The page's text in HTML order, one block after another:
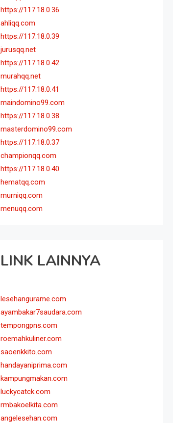
https://117.18.0.36
ahliqq.com
https://117.18.0.39
jurusqq.net
https://117.18.0.42
murahqq.net
https://117.18.0.41
maindomino99.com
https://117.18.0.38
masterdomino99.com
https://117.18.0.37
championqq.com
https://117.18.0.40
hematqq.com
murniqq.com
menuqq.com
LINK LAINNYA
lesehangurame.com
ayambakar7saudara.com
tempongpns.com
roemahkuliner.com
saoenkkito.com
handayaniprima.com
kampungmakan.com
luckycatck.com
rmbakoelkita.com
angelesehan.com